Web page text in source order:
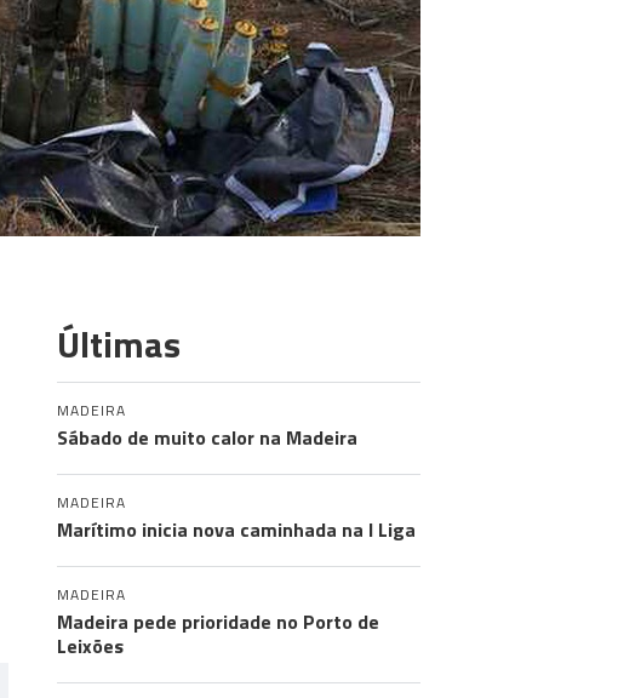
Últimas
MADEIRA
Sábado de muito calor na Madeira
MADEIRA
Marítimo inicia nova caminhada na I Liga
MADEIRA
Madeira pede prioridade no Porto de
Leixões